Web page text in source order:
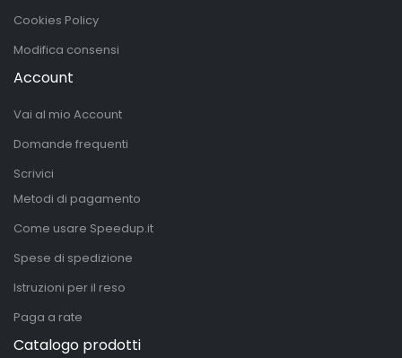
Cookies Policy
Modifica consensi
Account
Vai al mio Account
Domande frequenti
Scrivici
Metodi di pagamento
Come usare Speedup.it
Spese di spedizione
Istruzioni per il reso
Paga a rate
Catalogo prodotti